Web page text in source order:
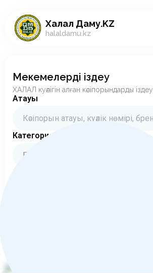
Халал Даму.KZ
halaldamu.kz
Мекемелерді іздеу
ХАЛАЛ куәлігін алған кәсіпорындарды іздеу
Атауы
Категориялар
Барлық категориялар